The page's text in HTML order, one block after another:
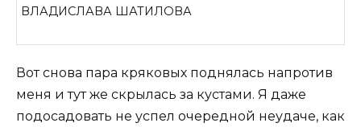
ВЛАДИСЛАВА ШАТИЛОВА
Вот снова пара кряковых поднялась напротив
меня и тут же скрылась за кустами. Я даже
подосадовать не успел очередной неудаче, как